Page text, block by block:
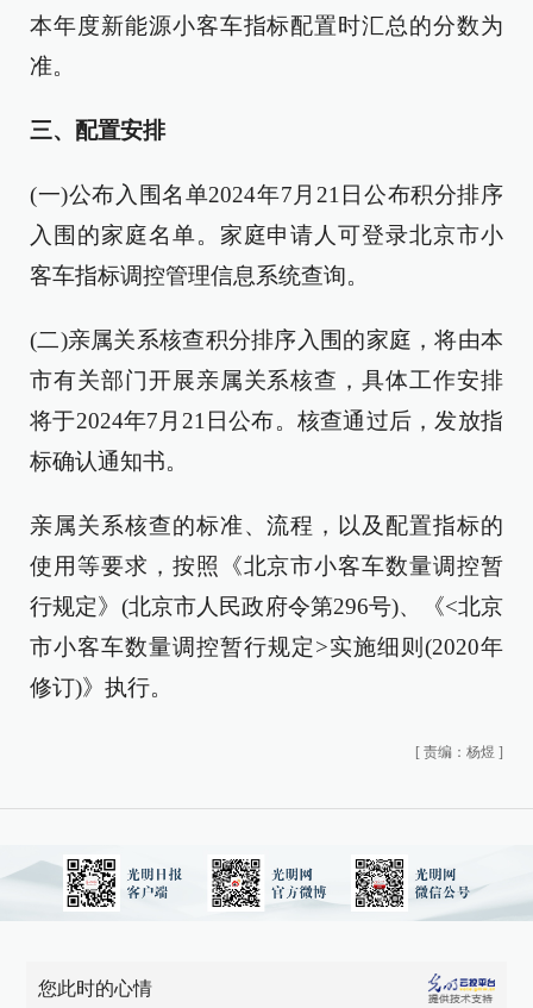
本年度新能源小客车指标配置时汇总的分数为
准。
三、配置安排
(一)公布入围名单2024年7月21日公布积分排序
入围的家庭名单。家庭申请人可登录北京市小
客车指标调控管理信息系统查询。
(二)亲属关系核查积分排序入围的家庭，将由本
市有关部门开展亲属关系核查，具体工作安排
将于2024年7月21日公布。核查通过后，发放指
标确认通知书。
亲属关系核查的标准、流程，以及配置指标的
使用等要求，按照《北京市小客车数量调控暂
行规定》(北京市人民政府令第296号)、《<北京
市小客车数量调控暂行规定>实施细则(2020年
修订)》执行。
[ 责编：杨煜 ]
您此时的心情